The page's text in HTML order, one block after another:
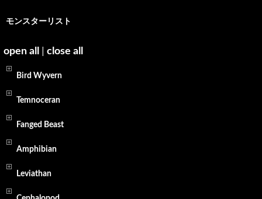
モンスターリスト
open all close all
Bird Wyvern
Temnoceran
Fanged Beast
Amphibian
Leviathan